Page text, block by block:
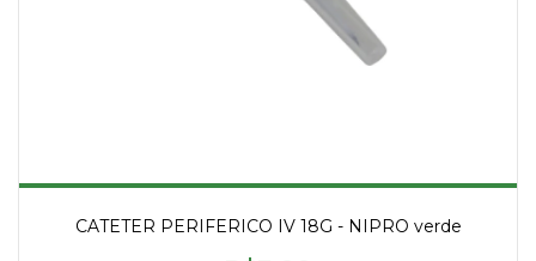
CATETER PERIFERICO IV 18G - NIPRO verde